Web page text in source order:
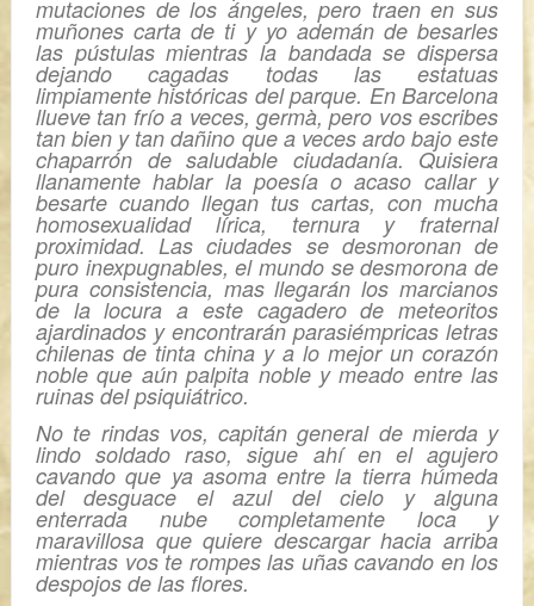
mutaciones de los ángeles, pero traen en sus
muñones carta de ti y yo ademán de besarles
las pústulas mientras la bandada se dispersa
dejando cagadas todas las estatuas
limpiamente históricas del parque. En Barcelona
llueve tan frío a veces, germà, pero vos escribes
tan bien y tan dañino que a veces ardo bajo este
chaparrón de saludable ciudadanía. Quisiera
llanamente hablar la poesía o acaso callar y
besarte cuando llegan tus cartas, con mucha
homosexualidad lírica, ternura y fraternal
proximidad. Las ciudades se desmoronan de
puro inexpugnables, el mundo se desmorona de
pura consistencia, mas llegarán los marcianos
de la locura a este cagadero de meteoritos
ajardinados y encontrarán parasiémpricas letras
chilenas de tinta china y a lo mejor un corazón
noble que aún palpita noble y meado entre las
ruinas del psiquiátrico.
No te rindas vos, capitán general de mierda y
lindo soldado raso, sigue ahí en el agujero
cavando que ya asoma entre la tierra húmeda
del desguace el azul del cielo y alguna
enterrada nube completamente loca y
maravillosa que quiere descargar hacia arriba
mientras vos te rompes las uñas cavando en los
despojos de las flores.